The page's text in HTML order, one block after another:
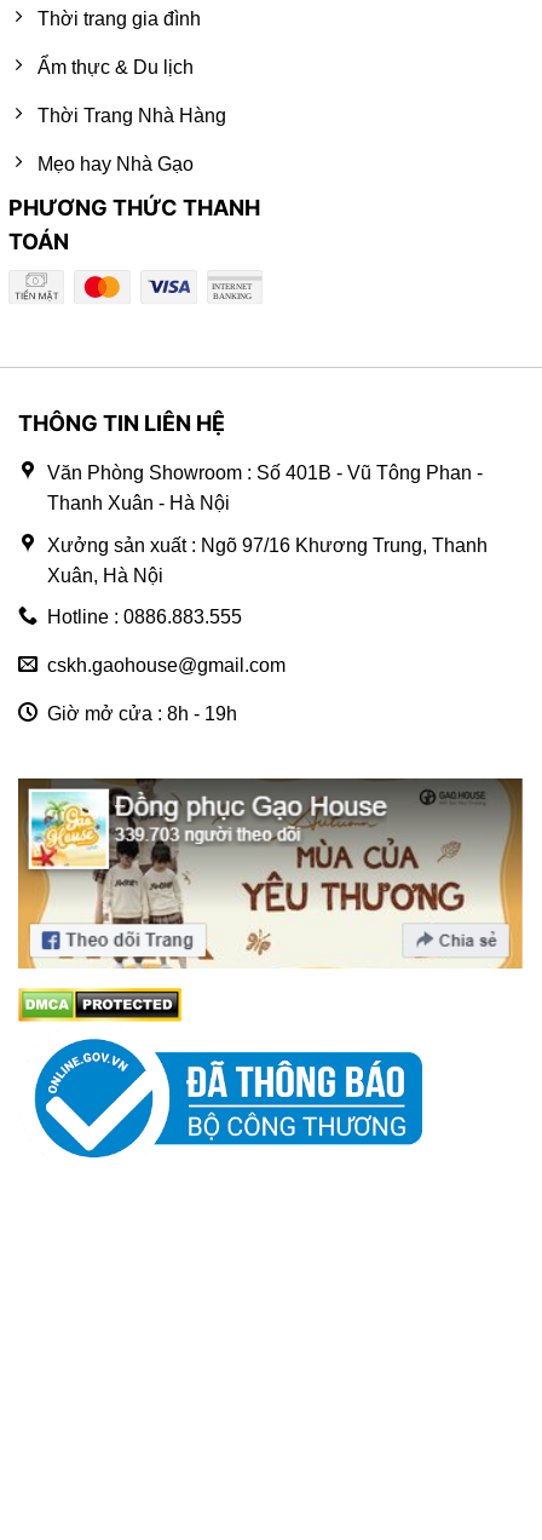
Thời trang gia đình
Ẩm thực & Du lịch
Thời Trang Nhà Hàng
Mẹo hay Nhà Gạo
PHƯƠNG THỨC THANH
TOÁN
THÔNG TIN LIÊN HỆ
Văn Phòng Showroom : Số 401B - Vũ Tông Phan -
Thanh Xuân - Hà Nội
Xưởng sản xuất : Ngõ 97/16 Khương Trung, Thanh
Xuân, Hà Nội
Hotline : 0886.883.555
cskh.gaohouse@gmail.com
Giờ mở cửa : 8h - 19h